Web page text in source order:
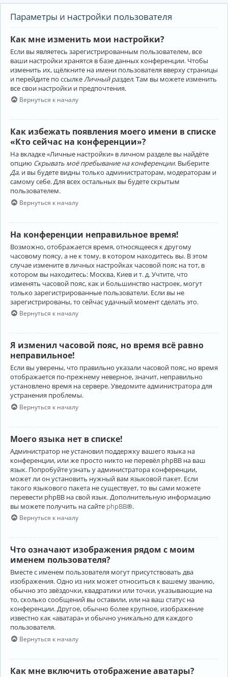
Параметры и настройки пользователя
Как мне изменить мои настройки?
Если вы являетесь зарегистрированным пользователем, все
ваши настройки хранятся в базе данных конференции. Чтобы
изменить их, щёлкните на имени пользователя вверху страницы
и перейдите по ссылке Личный раздел. Там вы можете изменить
все свои настройки и предпочтения.
Вернуться к началу
Как избежать появления моего имени в списке
«Кто сейчас на конференции»?
На вкладке «Личные настройки» в личном разделе вы найдёте
опцию Скрывать моё пребывание на конференции. Выберите
Да, и вы будете видны только администраторам, модераторам и
самому себе. Для всех остальных вы будете скрытым
пользователем.
Вернуться к началу
На конференции неправильное время!
Возможно, отображается время, относящееся к другому
часовому поясу, а не к тому, в котором находитесь вы. В этом
случае измените в личных настройках часовой пояс на тот, в
котором вы находитесь: Москва, Киев и т. д. Учтите, что
изменять часовой пояс, как и большинство настроек, могут
только зарегистрированные пользователи. Если вы не
зарегистрированы, то сейчас удачный момент сделать это.
Вернуться к началу
Я изменил часовой пояс, но время всё равно
неправильное!
Если вы уверены, что правильно указали часовой пояс, но время
отображается по-прежнему неверное, значит, неправильно
установлено время на сервере. Уведомите администратора для
устранения проблемы.
Вернуться к началу
Моего языка нет в списке!
Администратор не установил поддержку вашего языка на
конференции, или же просто никто не перевёл phpBB на ваш
язык. Попробуйте узнать у администратора конференции,
может ли он установить нужный вам языковой пакет. Если
такого языкового пакета не существует, то вы сами можете
перевести phpBB на свой язык. Дополнительную информацию
вы можете получить на сайте phpBB®.
Вернуться к началу
Что означают изображения рядом с моим
именем пользователя?
Вместе с именем пользователя могут присутствовать два
изображения. Одно из них может относиться к вашему званию,
обычно это звёздочки, квадратики или точки, указывающие на
то, сколько сообщений вы оставили, или на ваш статус на
конференции. Другое, обычно более крупное, изображение
известно как «аватара» и обычно уникально для каждого
пользователя.
Вернуться к началу
Как мне включить отображение аватары?